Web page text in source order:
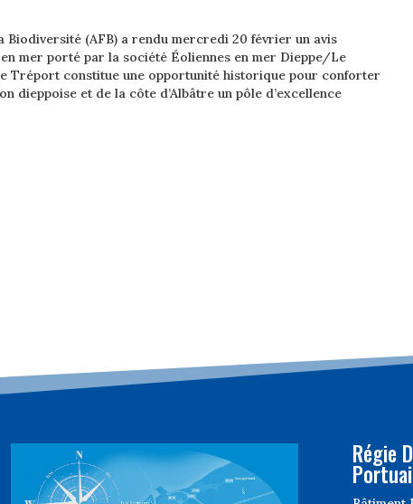
Biodiversité (AFB) a rendu mercredi 20 février un avis
mer porté par la société Éoliennes en mer Dieppe/Le
Tréport constitue une opportunité historique pour conforter
dieppoise et de la côte d’Albâtre un pôle d’excellence
Régie